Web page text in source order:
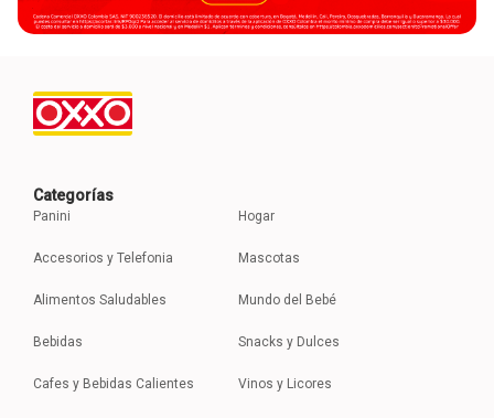
Categorías
Panini
Accesorios y Telefonia
Alimentos Saludables
Bebidas
Cafes y Bebidas Calientes
Hogar
Mascotas
Mundo del Bebé
Snacks y Dulces
Vinos y Licores